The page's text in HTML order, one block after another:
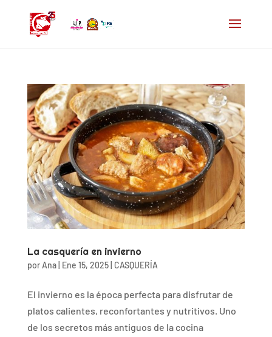
La casquería en invierno
porAna| Ene 15, 2025| CASQUERÍA
El invierno es la época perfecta para disfrutar de
platos calientes, reconfortantes y nutritivos. Uno
de los secretos más antiguos de la cocina